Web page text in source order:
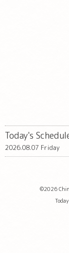
Today's
2026.08.07 Friday
©2026